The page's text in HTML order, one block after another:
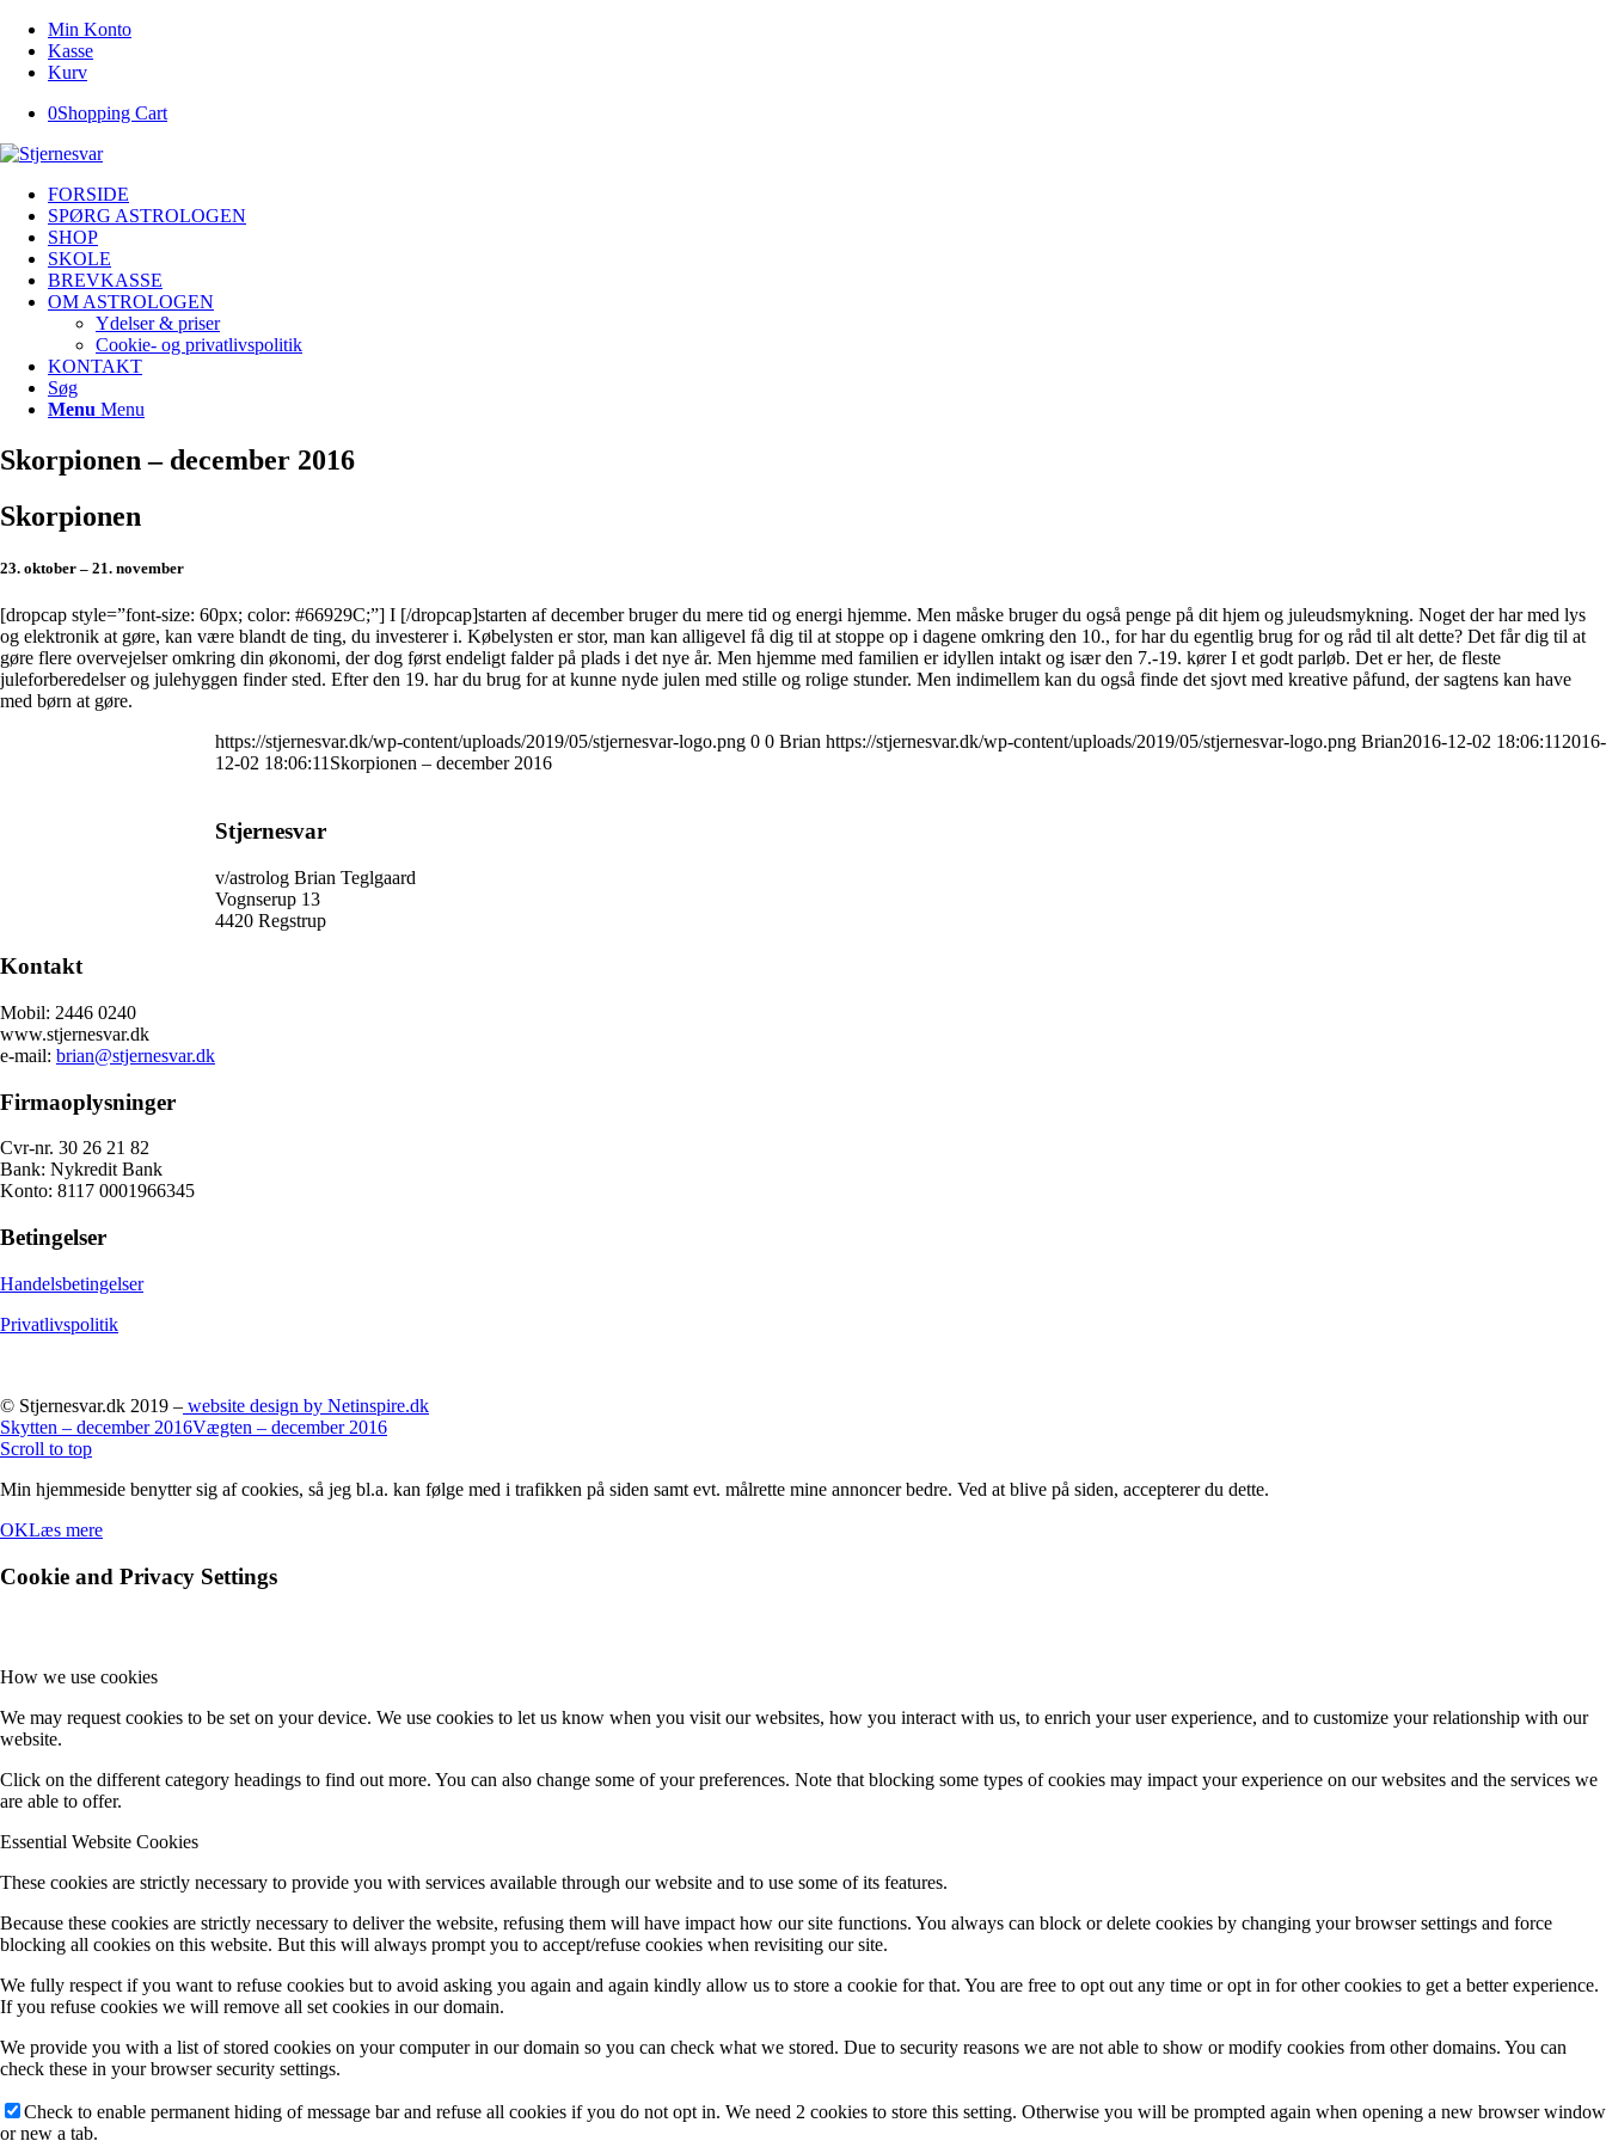
Min Konto
Kasse
Kurv
0Shopping Cart
FORSIDE
SPØRG ASTROLOGEN
SHOP
SKOLE
BREVKASSE
OM ASTROLOGEN
Ydelser & priser
Cookie- og privatlivspolitik
KONTAKT
Søg
Menu Menu
Skorpionen – december 2016
Skorpionen
23. oktober – 21. november
[dropcap style=”font-size: 60px; color: #66929C;”] I [/dropcap]starten af december bruger du mere tid og energi hjemme. Men måske bruger du også penge på dit hjem og juleudsmykning. Noget der har med lys
og elektronik at gøre, kan være blandt de ting, du investerer i. Købelysten er stor, man kan alligevel få dig til at stoppe op i dagene omkring den 10., for har du egentlig brug for og råd til alt dette? Det får dig til at
gøre flere overvejelser omkring din økonomi, der dog først endeligt falder på plads i det nye år. Men hjemme med familien er idyllen intakt og især den 7.-19. kører I et godt parløb. Det er her, de fleste
juleforberedelser og julehyggen finder sted. Efter den 19. har du brug for at kunne nyde julen med stille og rolige stunder. Men indimellem kan du også finde det sjovt med kreative påfund, der sagtens kan have
med børn at gøre.
https://stjernesvar.dk/wp-content/uploads/2019/05/stjernesvar-logo.png 0 0 Brian https://stjernesvar.dk/wp-content/uploads/2019/05/stjernesvar-logo.png Brian2016-12-02 18:06:11 2016-
12-02 18:06:11 Skorpionen – december 2016
Stjernesvar
v/astrolog Brian Teglgaard
Vognserup 13
4420 Regstrup
Kontakt
Mobil: 2446 0240
www.stjernesvar.dk
e-mail: brian@stjernesvar.dk
Firmaoplysninger
Cvr-nr. 30 26 21 82
Bank: Nykredit Bank
Konto: 8117 0001966345
Betingelser
Handelsbetingelser
Privatlivspolitik
© Stjernesvar.dk 2019 – website design by Netinspire.dk
Skytten – december 2016Vægten – december 2016
Scroll to top
Min hjemmeside benytter sig af cookies, så jeg bl.a. kan følge med i trafikken på siden samt evt. målrette mine annoncer bedre. Ved at blive på siden, accepterer du dette.
OKLæs mere
Cookie and Privacy Settings
How we use cookies
We may request cookies to be set on your device. We use cookies to let us know when you visit our websites, how you interact with us, to enrich your user experience, and to customize your relationship with our
website.
Click on the different category headings to find out more. You can also change some of your preferences. Note that blocking some types of cookies may impact your experience on our websites and the services we
are able to offer.
Essential Website Cookies
These cookies are strictly necessary to provide you with services available through our website and to use some of its features.
Because these cookies are strictly necessary to deliver the website, refusing them will have impact how our site functions. You always can block or delete cookies by changing your browser settings and force
blocking all cookies on this website. But this will always prompt you to accept/refuse cookies when revisiting our site.
We fully respect if you want to refuse cookies but to avoid asking you again and again kindly allow us to store a cookie for that. You are free to opt out any time or opt in for other cookies to get a better experience.
If you refuse cookies we will remove all set cookies in our domain.
We provide you with a list of stored cookies on your computer in our domain so you can check what we stored. Due to security reasons we are not able to show or modify cookies from other domains. You can
check these in your browser security settings.
Check to enable permanent hiding of message bar and refuse all cookies if you do not opt in. We need 2 cookies to store this setting. Otherwise you will be prompted again when opening a new browser window
or new a tab.